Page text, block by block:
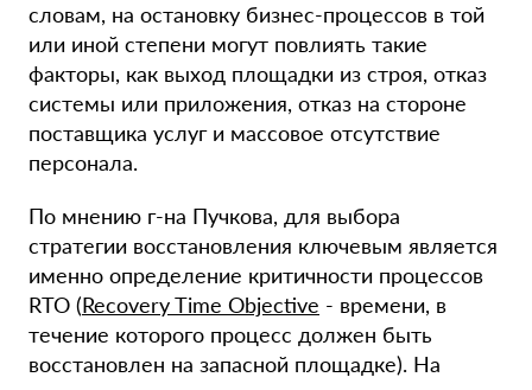
словам, на остановку бизнес-процессов в той
или иной степени могут повлиять такие
факторы, как выход площадки из строя, отказ
системы или приложения, отказ на стороне
поставщика услуг и массовое отсутствие
персонала.
По мнению г-на Пучкова, для выбора
стратегии восстановления ключевым является
именно определение критичности процессов
RTO (Recovery Time Objective - времени, в
течение которого процесс должен быть
восстановлен на запасной площадке). На